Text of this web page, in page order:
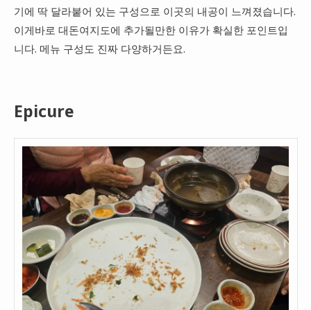
기에 딱 달라붙어 있는 구성으로 이곳의 내공이 느껴졌습니다.
이게바로 대돈여지도에 추가될만한 이유가 확실한 포인트입
니다. 메뉴 구성도 진짜 다양하거든요.
Epicure